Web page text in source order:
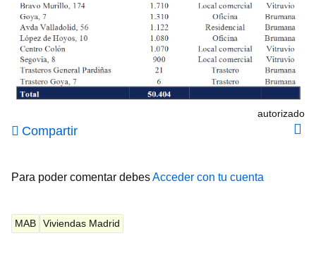
autorizado
Compartir
Para poder comentar debesAcceder con tu cuenta
MAB Viviendas Madrid